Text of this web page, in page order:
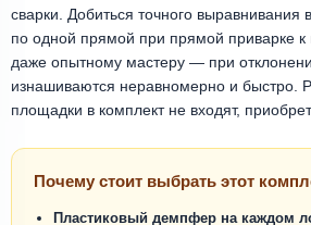
сварки. Добиться точного выравнивания
по одной прямой при прямой приварке
даже опытному мастеру — при
изнашиваются неравномерно и быстро.
площадки в комплект не входят,
Почему стоит выбрать этот
Пластиковый демпфер на каждом